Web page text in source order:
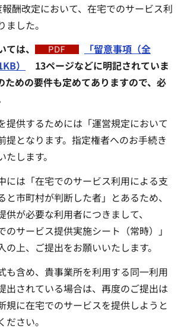
酬改定において、在宅でのサービス利
した。
は、
「留意事項（全
）
13ページなどに明記されていま
ための要件も定めてありますので、必
提供するためには「運営規定において
提となります。指定権者へのお手続き
します。
には「在宅でのサービス利用による支
と市町村が判断した者」とあるため、
が必要な利用者につきまして、
のサービス提供実施シート（常時）」
の上、ご提出をお願いいたします。
も含め、貴事業所を利用する同一利用
出されている場合は、再度のご提出は
規に在宅でのサービスを提供しようと
さい。